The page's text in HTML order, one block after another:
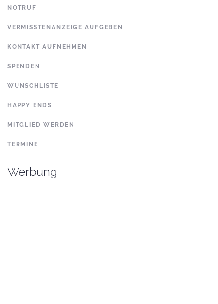
NOTRUF
VERMISSTENANZEIGE AUFGEBEN
KONTAKT AUFNEHMEN
SPENDEN
WUNSCHLISTE
HAPPY ENDS
MITGLIED WERDEN
TERMINE
Werbung